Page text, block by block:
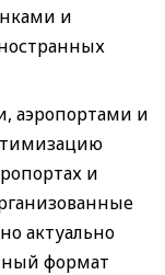
и
аэропортами и
и
актуально
формат